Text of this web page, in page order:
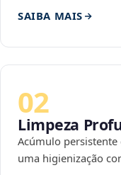
SAIBA MAIS
02
Limpeza
Acúmulo persistente
uma higienização